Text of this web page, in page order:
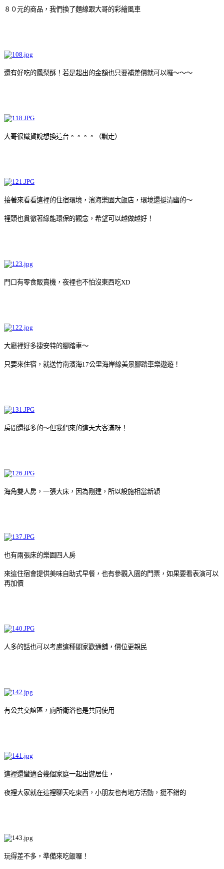
８０元的商品，我們換了麵線跟大哥的彩繪風車
還有好吃的鳳梨酥！若是超出的金額也只要補差價就可以囉～～～
大哥很識貨說想換這台。。。。（飄走）
接著來看看這裡的住宿環境，濱海樂園大飯店，環境還挺清幽的～
裡頭也貫徹著綠能環保的觀念，希望可以越做越好！
門口有零食販賣機，夜裡也不怕沒東西吃XD
大廳裡好多捷安特的腳踏車～
只要來住宿，就送竹南濱海17公里海岸線美景腳踏車樂遨遊！
房間還挺多的～但我們來的這天大客滿呀！
海角雙人房，一張大床，因為剛建，所以設施相當新穎
也有兩張床的樂園四人房
來這住宿會提供美味自助式早餐，也有參觀入園的門票，如果要看表演可以
再加價
人多的話也可以考慮這種閤家歡通舖，價位更親民
有公共交誼區，廁所衛浴也是共同使用
這裡還蠻適合幾個家庭一起出遊居住，
夜裡大家就在這裡聊天吃東西，小朋友也有地方活動，挺不錯的
玩得差不多，準備來吃飯囉！